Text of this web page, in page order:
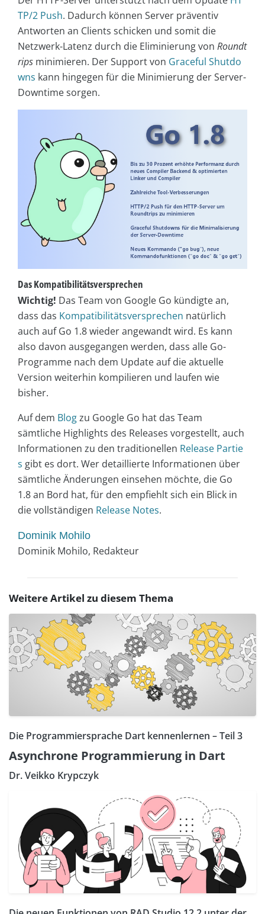
TP/2 Push. Dadurch können Server präventiv
Antworten an Clients schicken und somit die
Netzwerk-Latenz durch die Eliminierung von Roundt
rips minimieren. Der Support von Graceful Shutdo
wns kann hingegen für die Minimierung der Server-
Downtime sorgen.
Das Kompatibilitätsversprechen
Wichtig! Das Team von Google Go kündigte an,
dass das Kompatibilitätsversprechen natürlich
auch auf Go 1.8 wieder angewandt wird. Es kann
also davon ausgegangen werden, dass alle Go-
Programme nach dem Update auf die aktuelle
Version weiterhin kompilieren und laufen wie
bisher.
Auf dem Blogzu Google Go hat das Team
sämtliche Highlights des Releases vorgestellt, auch
Informationen zu den traditionellen Release Partie
s gibt es dort. Wer detaillierte Informationen über
sämtliche Änderungen einsehen möchte, die Go
1.8 an Bord hat, für den empfiehlt sich ein Blick in
die vollständigen Release Notes.
Dominik Mohilo
Dominik Mohilo, Redakteur
Weitere Artikel zu diesem Thema
Die Programmiersprache Dart kennenlernen – Teil 3
Asynchrone Programmierung in Dart
Dr. Veikko Krypczyk